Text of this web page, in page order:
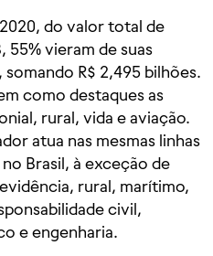
do valor total de
55% vieram de suas
R$ 2,495 bilhões.
como destaques as
rural, vida e aviação.
atua nas mesmas linhas
Brasil, à exceção de
rural, marítimo,
civil,
e engenharia.